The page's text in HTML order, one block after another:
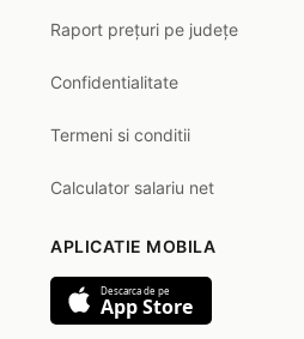
Raport prețuri pe județe
Confidentialitate
Termeni si conditii
Calculator salariu net
APLICATIE MOBILA
Descarca de pe
App Store